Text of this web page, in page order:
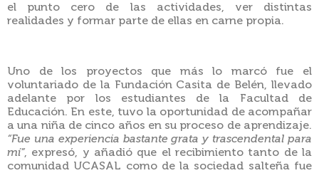
el punto cero de las actividades, ver distintas
realidades y formar parte de ellas en carne propia.
Uno de los proyectos que más lo marcó fue el
voluntariado de la Fundación Casita de Belén, llevado
adelante por los estudiantes de la Facultad de
Educación. En este, tuvo la oportunidad de acompañar
a una niña de cinco años en su proceso de aprendizaje.
“Fue una experiencia bastante grata y trascendental para
mí”, expresó, y añadió que el recibimiento tanto de la
comunidad UCASAL como de la sociedad salteña fue